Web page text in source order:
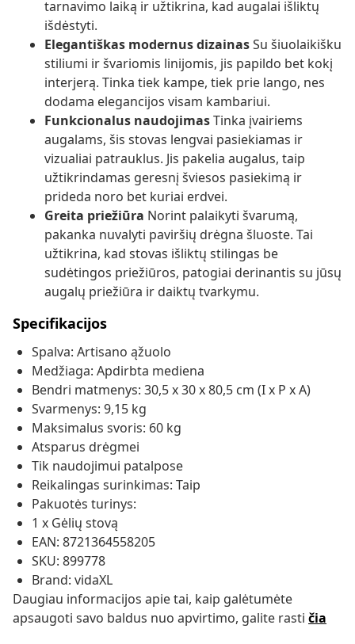
tarnavimo laiką ir užtikrina, kad augalai išliktų
išdėstyti.
Elegantiškas modernus dizainasSu šiuolaikišku
stiliumi ir švariomis linijomis, jis papildo bet kokį
interjerą. Tinka tiek kampe, tiek prie lango, nes
dodama elegancijos visam kambariui.
Funkcionalus naudojimasTinka įvairiems
augalams, šis stovas lengvai pasiekiamas ir
vizualiai patrauklus. Jis pakelia augalus, taip
užtikrindamas geresnį šviesos pasiekimą ir
prideda noro bet kuriai erdvei.
Greita priežiūra Norint palaikyti švarumą,
pakanka nuvalyti paviršių drėgna šluoste. Tai
užtikrina, kad stovas išliktų stilingas be
sudėtingos priežiūros, patogiai derinantis su jūsų
augalų priežiūra ir daiktų tvarkymu.
Specifikacijos
Spalva: Artisano ąžuolo
Medžiaga: Apdirbta mediena
Bendri matmenys: 30,5 x 30 x 80,5 cm (I x P x A)
Svarmenys: 9,15 kg
Maksimalus svoris: 60 kg
Atsparus drėgmei
Tik naudojimui patalpose
Reikalingas surinkimas: Taip
Pakuotės turinys:
1 x Gėlių stovą
EAN: 8721364558205
SKU: 899778
Brand: vidaXL
Daugiau informacijos apie tai, kaip galėtumėte
apsaugoti savo baldus nuo apvirtimo, galite rasti čia